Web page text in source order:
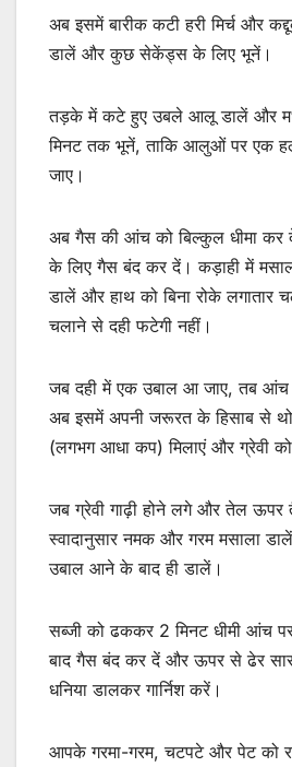
अब इसमें बारीक कटी हरी मिर्च और
डालें और कुछ सेकेंड्स के लिए भूनें।
तड़के में कटे हुए उबले आलू डालें और
मिनट तक भूनें, ताकि आलुओं पर एक
जाए।
अब गैस की आंच को बिल्कुल धीमा कर
के लिए गैस बंद कर दें। कड़ाही में
डालें और हाथ को बिना रोके लगातार
चलाने से दही फटेगी नहीं।
जब दही में एक उबाल आ जाए, तब आंच
अब इसमें अपनी जरूरत के हिसाब से
(लगभग आधा कप) मिलाएं और ग्रेवी
जब ग्रेवी गाढ़ी होने लगे और तेल
स्वादानुसार नमक और गरम मसाला
उबाल आने के बाद ही डालें।
सब्जी को ढककर 2 मिनट धीमी आंच
बाद गैस बंद कर दें और ऊपर से ढेर
धनिया डालकर गार्निश करें।
आपके गरमा-गरम, चटपटे और पेट को